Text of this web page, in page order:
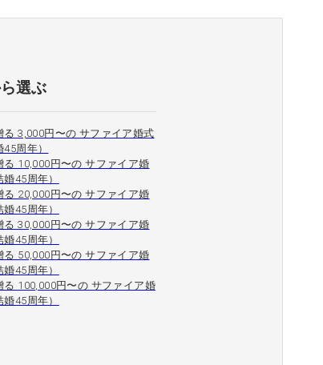
選ぶ
る 3,000円〜の サファイア婚式
45周年）
る 10,000円〜の サファイア婚
45周年）
る 20,000円〜の サファイア婚
45周年）
る 30,000円〜の サファイア婚
45周年）
る 50,000円〜の サファイア婚
45周年）
る 100,000円〜の サファイア婚
45周年）